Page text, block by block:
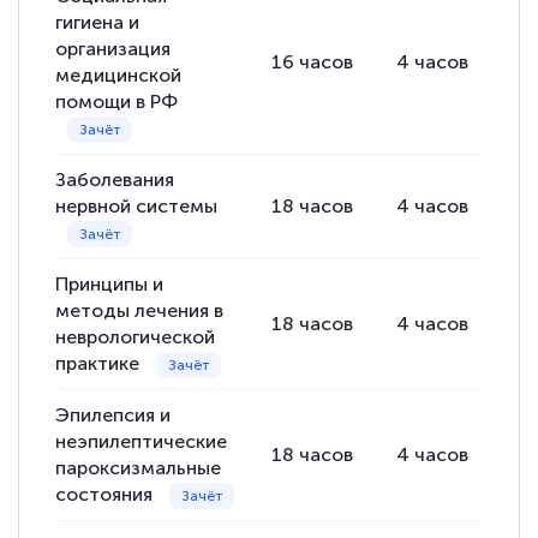
русскому языку и литературе". Много
полезных материалов помогли
подготовиться к тестированию. Это
книги, методические рекомендации,
достаточно. Курс помогает пройти
аттестацию в школе. Спасибо!
Евгения Коротких
Знаток города 2 уровня
12 марта 2026
Спасибо большое Академии! Грамотное,
вежливое сопровождение! Всё чётко и
гигиена и
организация
медицинской
помощи в РФ
16 часов 4 часов
Заболевания
нервной системы
18 часов 4 часов
Принципы и
методы лечения в
неврологической
практике
18 часов 4 часов
Эпилепсия и
неэпилептические
пароксизмальные
состояния
18 часов 4 часов